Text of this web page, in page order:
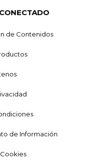
de Contenidos
de Información